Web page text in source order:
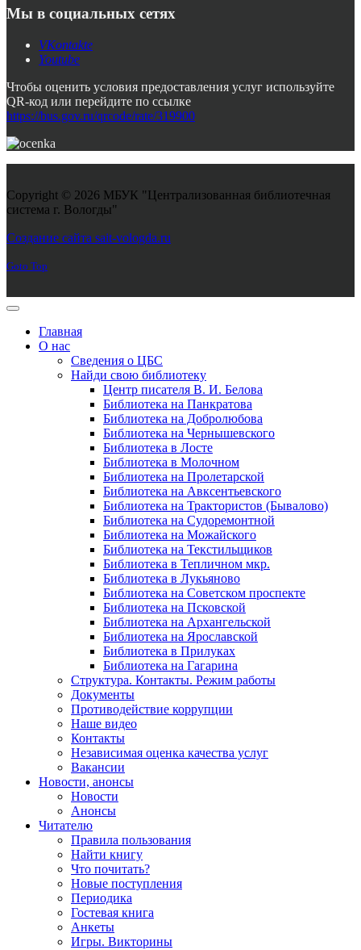
Мы в социальных сетях
VKontakte
Youtube
Чтобы оценить условия предоставления услуг используйте
QR-код или перейдите по ссылке
https://bus.gov.ru/qrcode/rate/319900
Copyright © 2026 МБУК "Централизованная библиотечная
система г. Вологды"
Создание сайта sait-vologda.ru
Goto Top
Главная
О нас
Сведения о ЦБС
Найди свою библиотеку
Центр писателя В. И. Белова
Библиотека на Панкратова
Библиотека на Добролюбова
Библиотека на Чернышевского
Библиотека в Лосте
Библиотека в Молочном
Библиотека на Пролетарской
Библиотека на Авксентьевского
Библиотека на Трактористов (Бывалово)
Библиотека на Судоремонтной
Библиотека на Можайского
Библиотека на Текстильщиков
Библиотека в Тепличном мкр.
Библиотека в Лукьяново
Библиотека на Советском проспекте
Библиотека на Псковской
Библиотека на Архангельской
Библиотека на Ярославской
Библиотека в Прилуках
Библиотека на Гагарина
Структура. Контакты. Режим работы
Документы
Противодействие коррупции
Наше видео
Контакты
Независимая оценка качества услуг
Вакансии
Новости, анонсы
Новости
Анонсы
Читателю
Правила пользования
Найти книгу
Что почитать?
Новые поступления
Периодика
Гостевая книга
Анкеты
Игры. Викторины